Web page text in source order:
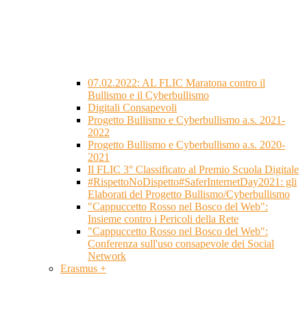
07.02.2022: AL FLIC Maratona contro il
Bullismo e il Cyberbullismo
Digitali Consapevoli
Progetto Bullismo e Cyberbullismo a.s. 2021-
2022
Progetto Bullismo e Cyberbullismo a.s. 2020-
2021
Il FLIC 3° Classificato al Premio Scuola Digitale
#RispettoNoDispetto#SaferInternetDay2021: gli
Elaborati del Progetto Bullismo/Cyberbullismo
"Cappuccetto Rosso nel Bosco del Web":
Insieme contro i Pericoli della Rete
"Cappuccetto Rosso nel Bosco del Web":
Conferenza sull'uso consapevole dei Social
Network
Erasmus +